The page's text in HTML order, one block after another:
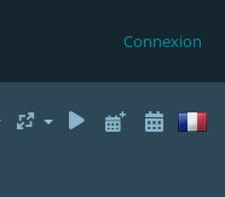
Connexion